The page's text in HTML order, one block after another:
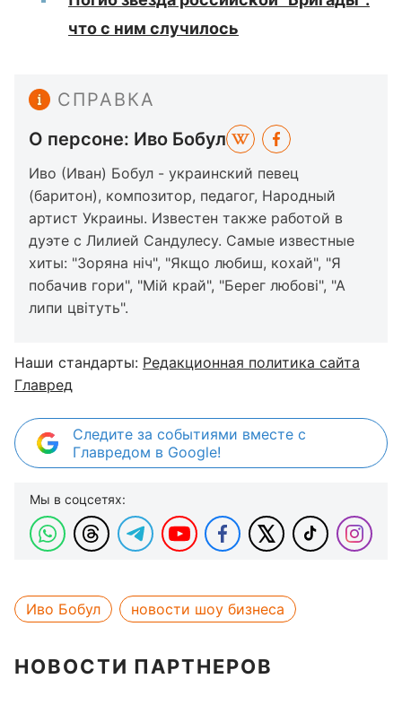
что с ним случилось
СПРАВКА
О персоне: Иво Бобул
Иво (Иван) Бобул - украинский певец
(баритон), композитор, педагог, Народный
артист Украины. Известен также работой в
дуэте с Лилией Сандулесу. Самые известные
хиты: "Зоряна ніч", "Якщо любиш, кохай", "Я
побачив гори", "Мій край", "Берег любові", "А
липи цвітуть".
Наши стандарты: Редакционная политика сайта
Главред
Следите за событиями вместе с
Главредом в Google!
Мы в соцсетях:
Иво Бобул новости шоу бизнеса
НОВОСТИ ПАРТНЕРОВ